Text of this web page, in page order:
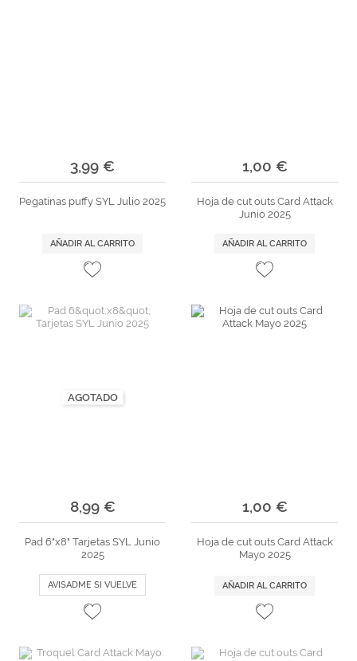
3,99 €
Pegatinas puffy SYL Julio 2025
AÑADIR AL CARRITO
1,00 €
Hoja de cut outs Card Attack
Junio 2025
AÑADIR AL CARRITO
AGOTADO
8,99 €
Pad 6"x8" Tarjetas SYL Junio
2025
AVISADME SI VUELVE
1,00 €
Hoja de cut outs Card Attack
Mayo 2025
AÑADIR AL CARRITO